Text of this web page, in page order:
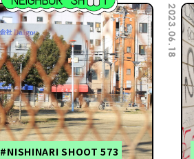
#NISHINARI SHOOT 573
2023.06.18